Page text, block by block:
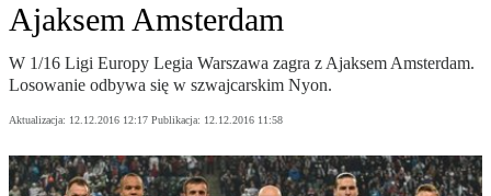
Ajaksem Amsterdam
W 1/16 Ligi Europy Legia Warszawa zagra z Ajaksem Amsterdam.
Losowanie odbywa się w szwajcarskim Nyon.
Aktualizacja: 12.12.2016 12:17 Publikacja: 12.12.2016 11:58